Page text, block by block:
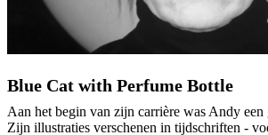
Blue Cat with Perfume Bottle
Aan het begin van zijn carrière was Andy een
Zijn illustraties verschenen in tijdschriften -